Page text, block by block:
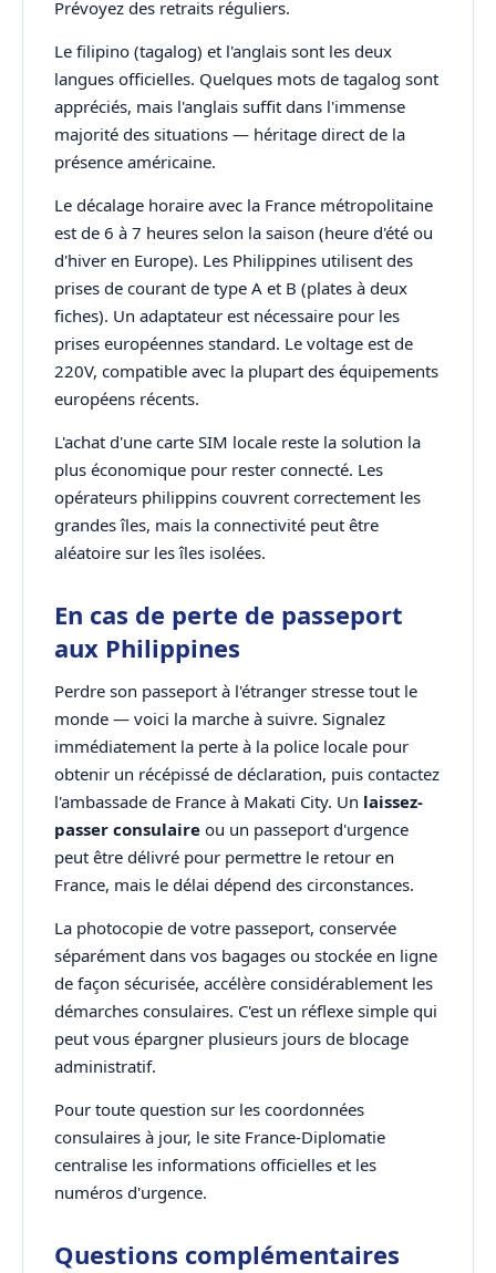
Prévoyez des retraits réguliers.
Le filipino (tagalog) et l'anglais sont les deux
langues officielles. Quelques mots de tagalog sont
appréciés, mais l'anglais suffit dans l'immense
majorité des situations — héritage direct de la
présence américaine.
Le décalage horaire avec la France métropolitaine
est de 6 à 7 heures selon la saison (heure d'été ou
d'hiver en Europe). Les Philippines utilisent des
prises de courant de type A et B (plates à deux
fiches). Un adaptateur est nécessaire pour les
prises européennes standard. Le voltage est de
220V, compatible avec la plupart des équipements
européens récents.
L'achat d'une carte SIM locale reste la solution la
plus économique pour rester connecté. Les
opérateurs philippins couvrent correctement les
grandes îles, mais la connectivité peut être
aléatoire sur les îles isolées.
En cas de perte de passeport
aux Philippines
Perdre son passeport à l'étranger stresse tout le
monde — voici la marche à suivre. Signalez
immédiatement la perte à la police locale pour
obtenir un récépissé de déclaration, puis contactez
l'ambassade de France à Makati City. Un laissez-
passer consulaire ou un passeport d'urgence
peut être délivré pour permettre le retour en
France, mais le délai dépend des circonstances.
La photocopie de votre passeport, conservée
séparément dans vos bagages ou stockée en ligne
de façon sécurisée, accélère considérablement les
démarches consulaires. C'est un réflexe simple qui
peut vous épargner plusieurs jours de blocage
administratif.
Pour toute question sur les coordonnées
consulaires à jour, le site France-Diplomatie
centralise les informations officielles et les
numéros d'urgence.
Questions complémentaires